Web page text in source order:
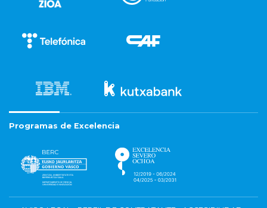
Programas de Excelencia